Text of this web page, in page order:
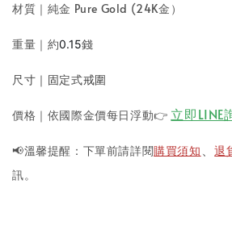
材質｜純金 Pure Gold (24K金）
重量｜約0.15錢
尺寸｜固定式戒圍
價格｜依國際金價每日浮動👉 立即LINE
📢溫馨提醒：下單前請詳閱購買須知 、退
訊。